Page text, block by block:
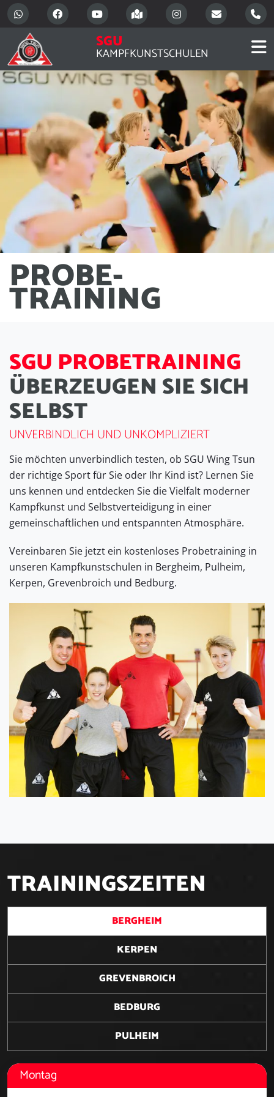
SGU
KAMPFKUNSTSCHULEN
PROBE-
TRAINING
SGU PROBETRAINING
ÜBERZEUGEN SIESICH
SELBST
UNVERBINDLICH UND UNKOMPLIZIERT
Sie möchten unverbindlich testen, ob SGU Wing Tsun
der richtige Sport für Sie oder Ihr Kind ist? Lernen Sie
uns kennen und entdecken Sie die Vielfalt moderner
Kampfkunst und Selbstverteidigung in einer
gemeinschaftlichen und entspannten Atmosphäre.
Vereinbaren Sie jetzt ein kostenloses Probetraining in
unseren Kampfkunstschulen in Bergheim, Pulheim,
Kerpen, Grevenbroich und Bedburg.
TRAININGSZEITEN
BERGHEIM
KERPEN
GREVENBROICH
BEDBURG
PULHEIM
Montag